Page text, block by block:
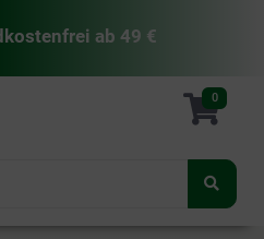
ab 49 €
0